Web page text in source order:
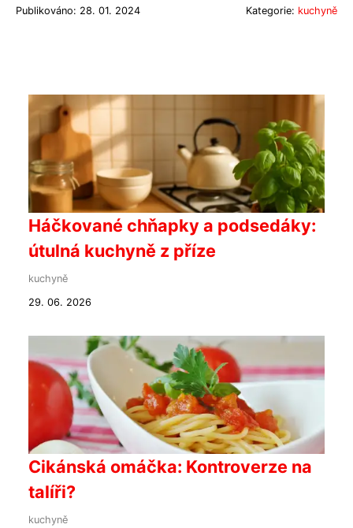
Publikováno: 28. 01. 2024 Kategorie: kuchyně
Háčkované chňapky a podsedáky:
útulná kuchyně z příze
kuchyně
29. 06. 2026
Cikánská omáčka: Kontroverze na
talíři?
kuchyně